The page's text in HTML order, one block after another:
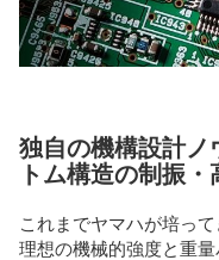
独自の機構設計ノ
トム構造の制振
これまでヤマハが培っ
理想の機械的強度と重